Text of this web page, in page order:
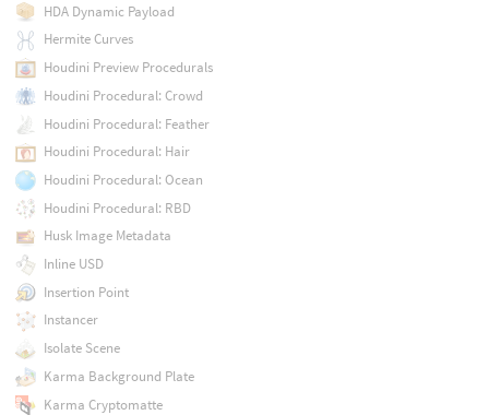
HDA Dynamic Payload
Hermite Curves
Houdini Preview Procedurals
Houdini Procedural: Crowd
Houdini Procedural: Feather
Houdini Procedural: Hair
Houdini Procedural: Ocean
Houdini Procedural: RBD
Husk Image Metadata
Inline USD
Insertion Point
Instancer
Isolate Scene
Karma Background Plate
Karma Cryptomatte